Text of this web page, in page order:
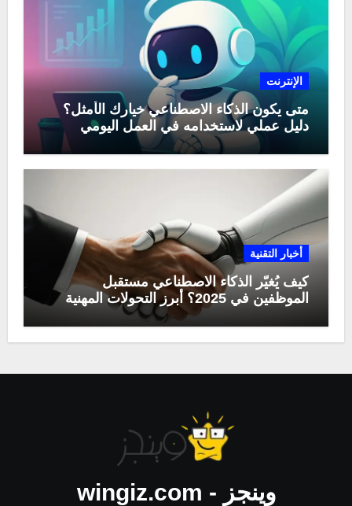
الإنترنت
متى يكون الذكاء الاصطناعي خيارك الأمثل؟
دليل عملي لاستخدامه في العمل اليومي
أخبار التقنية
كيف يُغيّر الذكاء الاصطناعي مستقبل
الموظفين في 2025؟ أبرز التحولات المهنية
وينجز - wingiz.com